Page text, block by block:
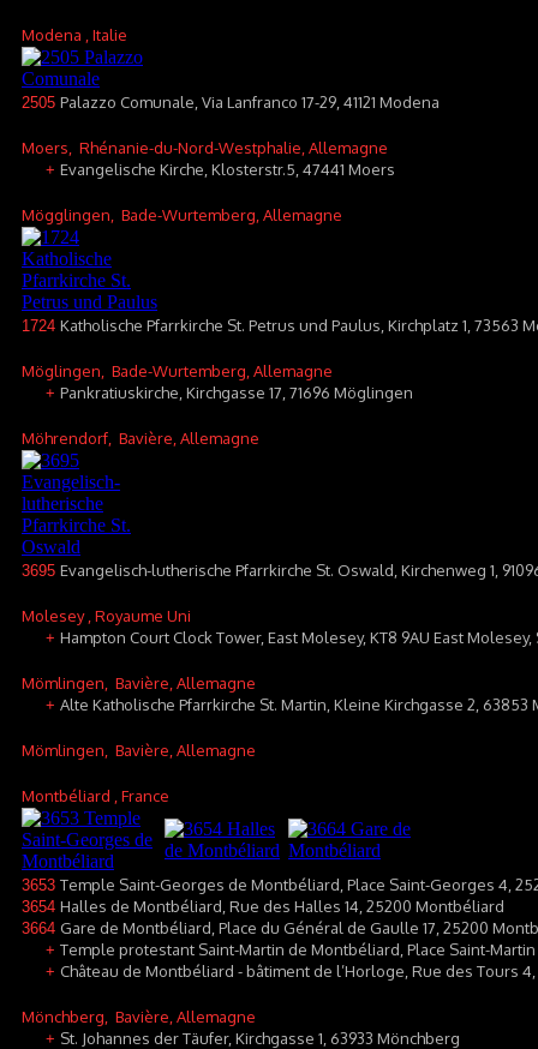
Modena , Italie
2505 Palazzo Comunale, Via Lanfranco 17-29, 41121 Modena
Moers , Rhénanie-du-Nord-Westphalie, Allemagne
+ Evangelische Kirche, Klosterstr.5, 47441 Moers
Mögglingen , Bade-Wurtemberg, Allemagne
1724 Katholische Pfarrkirche St. Petrus und Paulus, Kirchplatz 1, 73563
Möglingen , Bade-Wurtemberg, Allemagne
+ Pankratiuskirche, Kirchgasse 17, 71696 Möglingen
Möhrendorf , Bavière, Allemagne
3695 Evangelisch-lutherische Pfarrkirche St. Oswald, Kirchenweg 1,
Molesey, Royaume Uni
+ Hampton Court Clock Tower, East Molesey, KT8 9AU East Molesey,
Mömlingen , Bavière, Allemagne
+ Alte Katholische Pfarrkirche St. Martin, Kleine Kirchgasse 2, 63853
Mömlingen , Bavière, Allemagne
Montbéliard , France
3653 Temple Saint-Georges de Montbéliard, Place Saint-Georges 4,
3654 Halles de Montbéliard, Rue des Halles 14, 25200 Montbéliard
3664 Gare de Montbéliard, Place du Général de Gaulle 17, 25200
+ Temple protestant Saint-Martin de Montbéliard, Place Saint-
+ Château de Montbéliard - bâtiment de l’Horloge, Rue des Tours
Mönchberg , Bavière, Allemagne
+ St. Johannes der Täufer, Kirchgasse 1, 63933 Mönchberg